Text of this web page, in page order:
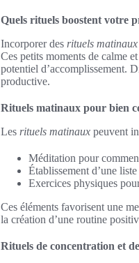
Quels rituels boostent votre
Incorporer des rituels matinaux
Ces petits moments de calme
potentiel d’accomplissement.
productive.
Rituels matinaux pour bien
Les rituels matinaux peuvent
Méditation pour
Établissement d’une
Exercices physiques
Ces éléments favorisent une
la création d’une routine
Rituels de concentration et